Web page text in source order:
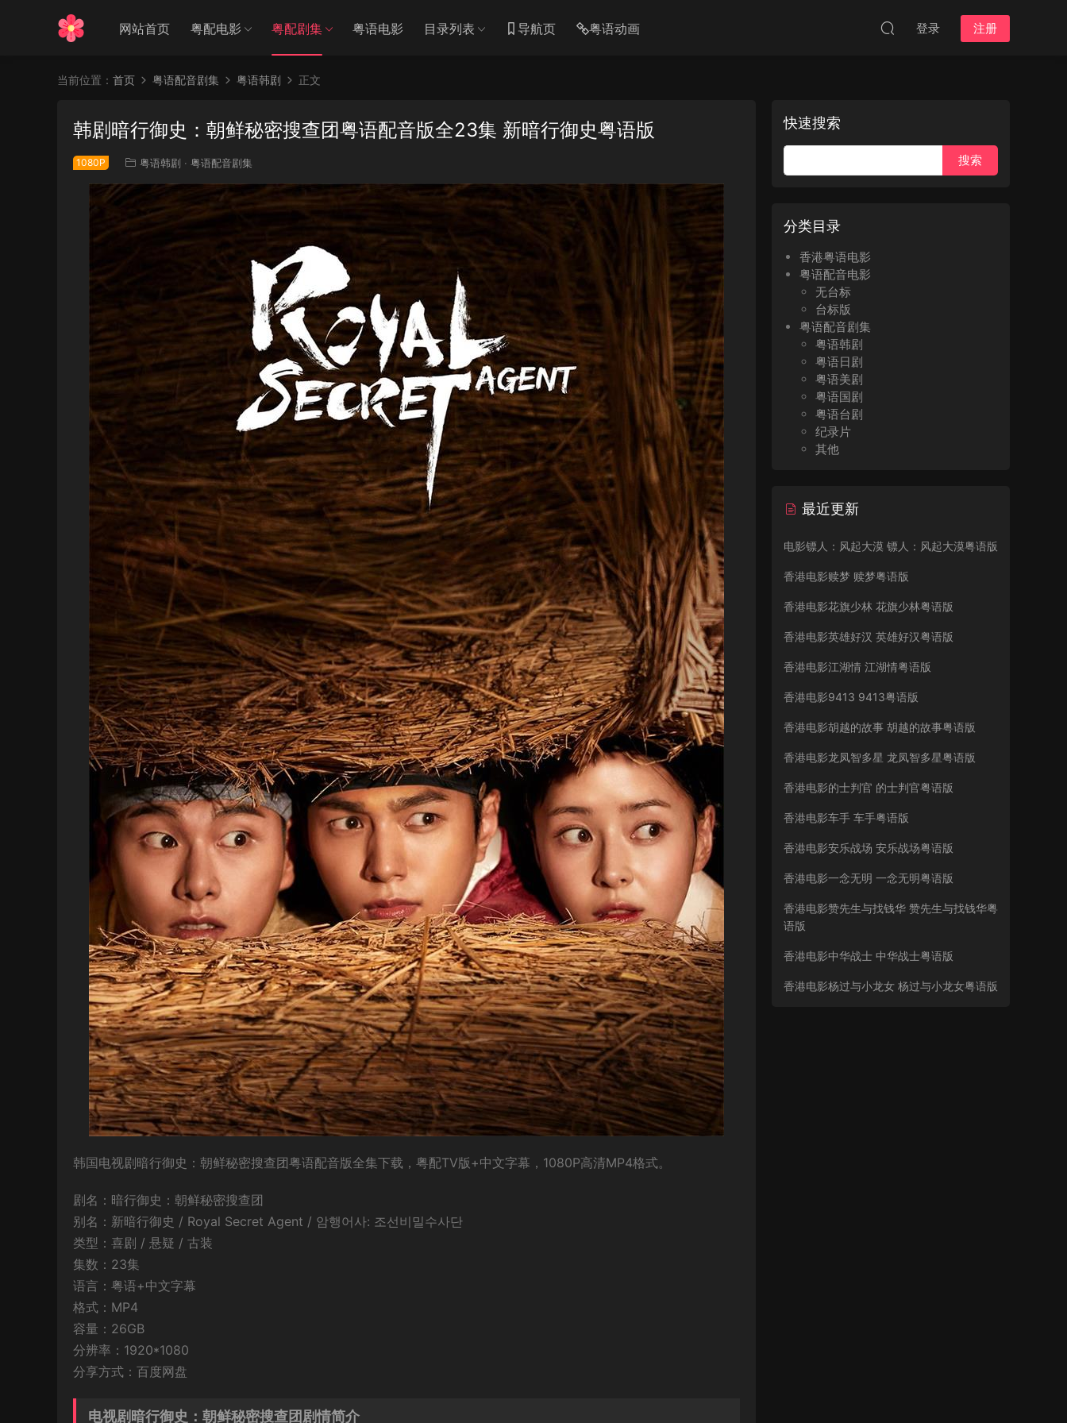
网站首页 粤配电影 粤配剧集 粤语电影 目录列表 导航页 粤语动画 登录 注册
当前位置： 首页 粤语配音剧集 粤语韩剧 正文
韩剧暗行御史：朝鲜秘密搜查团粤语配音版全23集 新暗行御史粤语版
1080P 粤语韩剧 · 粤语配音剧集
韩国电视剧暗行御史：朝鲜秘密搜查团粤语配音版全集下载，粤配TV版+中文字幕，1080P高清MP4格式。
剧名：暗行御史：朝鲜秘密搜查团
别名：新暗行御史 / Royal Secret Agent / 암행어사: 조선비밀수사단
类型：喜剧 / 悬疑 / 古装
集数：23集
语言：粤语+中文字幕
格式：MP4
容量：26GB
分辨率：1920*1080
分享方式：百度网盘
电视剧暗行御史：朝鲜秘密搜查团剧情简介
快速搜索
分类目录
香港粤语电影
粤语配音电影
无台标
台标版
粤语配音剧集
粤语韩剧
粤语日剧
粤语美剧
粤语国剧
粤语台剧
纪录片
其他
最近更新
电影镖人：风起大漠 镖人：风起大漠粤语版
香港电影赎梦 赎梦粤语版
香港电影花旗少林 花旗少林粤语版
香港电影英雄好汉 英雄好汉粤语版
香港电影江湖情 江湖情粤语版
香港电影9413 9413粤语版
香港电影胡越的故事 胡越的故事粤语版
香港电影龙凤智多星 龙凤智多星粤语版
香港电影的士判官 的士判官粤语版
香港电影车手 车手粤语版
香港电影安乐战场 安乐战场粤语版
香港电影一念无明 一念无明粤语版
香港电影赞先生与找钱华 赞先生与找钱华粤
语版
香港电影中华战士 中华战士粤语版
香港电影杨过与小龙女 杨过与小龙女粤语版